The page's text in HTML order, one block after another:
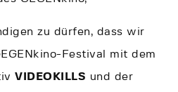
zu dürfen, dass wir
Festival mit dem
VIDEOKILLS und der